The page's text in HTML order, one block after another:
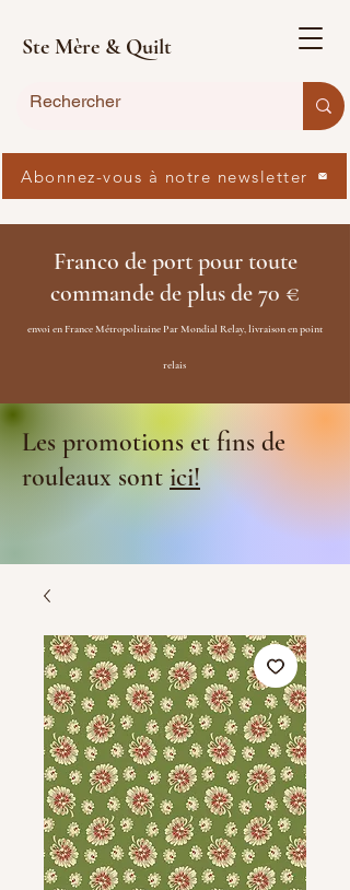
Ste Mère & Quilt
Franco de port pour toute
commande de plus de 70 €
envoi en France Métropolitaine Par Mondial Relay, livraison en point
relais
Les promotions et fins de
rouleaux sontici!
Abonnez-vous à notre newsletter